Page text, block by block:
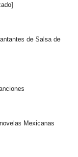
de Salsa de
Mexicanas